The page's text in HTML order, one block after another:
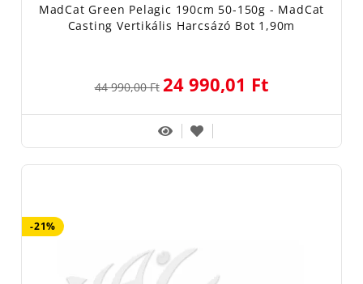
MadCat Green Pelagic 190cm 50-150g - MadCat
Casting Vertikális Harcsázó Bot 1,90m
44 990,00 Ft 24 990,01 Ft
-21%